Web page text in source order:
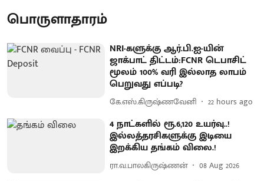
பொருளாதாரம்
NRI-களுக்கு ஆர்.பி.ஐ-யின்
ஜாக்பாட் திட்டம்:FCNR டெபாசிட்
மூலம் 100% வரி இல்லாத லாபம்
பெறுவது எப்படி?
கே.எஸ்.கிருஷ்ணவேனி 22 hours ago
4 நாட்களில் ரூ.6,120 உயர்வு..!
இல்லத்தரசிகளுக்கு இடியை
இறக்கிய தங்கம் விலை.!
ரா.வ.பாலகிருஷ்ணன் 08 Aug 2026